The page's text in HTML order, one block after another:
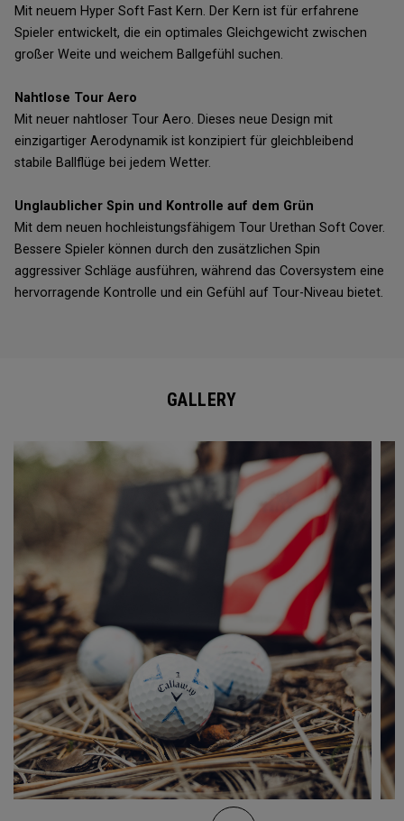
Mit neuem Hyper Soft Fast Kern. Der Kern ist für erfahrene
Spieler entwickelt, die ein optimales Gleichgewicht zwischen
großer Weite und weichem Ballgefühl suchen.
Nahtlose Tour Aero
Mit neuer nahtloser Tour Aero. Dieses neue Design mit
einzigartiger Aerodynamik ist konzipiert für gleichbleibend
stabile Ballflüge bei jedem Wetter.
Unglaublicher Spin und Kontrolle auf dem Grün
Mit dem neuen hochleistungsfähigem Tour Urethan Soft Cover.
Bessere Spieler können durch den zusätzlichen Spin
aggressiver Schläge ausführen, während das Coversystem eine
hervorragende Kontrolle und ein Gefühl auf Tour-Niveau bietet.
GALLERY